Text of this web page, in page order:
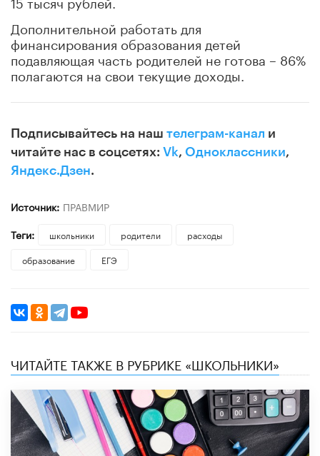
Дополнительной работать для
финансирования образования детей
подавляющая часть родителей не готова – 86%
полагаются на свои текущие доходы.
Подписывайтесь на наш телеграм-канал и
читайте нас в соцсетях: Vk, Одноклассники,
Яндекс.Дзен.
Источник: ПРАВМИР
Теги:
школьники родители
расходы
образование
ЕГЭ
ЧИТАЙТЕ ТАКЖЕ В РУБРИКЕ «ШКОЛЬНИКИ»